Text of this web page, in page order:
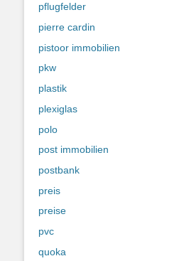
pflugfelder
pierre cardin
pistoor immobilien
pkw
plastik
plexiglas
polo
post immobilien
postbank
preis
preise
pvc
quoka